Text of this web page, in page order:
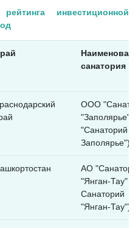
инвестиционной
санатория
ООО
"Заполярье"
"Санаторий
Заполярье")
АО
"Янган-Тау"
Санаторий
"Янган-Тау")